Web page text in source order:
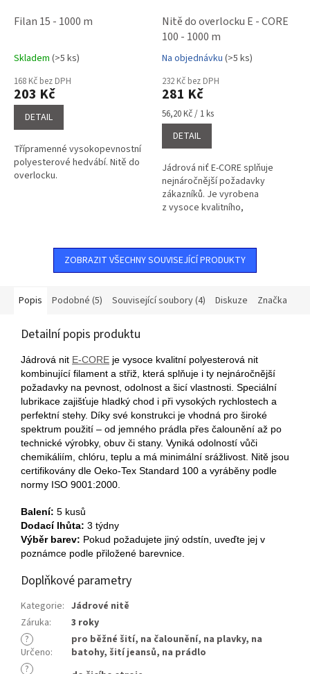
Filan 15 - 1000 m
Průměrné
hodnocení
produktu
je
4,6
hvězdiček.
Skladem (>5 ks)
168 Kč bez DPH
203 Kč
DETAIL
Třípramenné vysokopevnostní
polyesterové hedvábí. Nitě do
overlocku.
Nitě do overlocku E - CORE
100 - 1000 m
Průměrné
hodnocení
produktu
je
5,0
z
hvězdiček.
Na objednávku (>5 ks)
232 Kč bez DPH
281 Kč
Měrná
cena:
56,20 Kč / 1 ks
DETAIL
Jádrová niť E-CORE splňuje
nejnáročnější požadavky
zákazníků. Je vyrobena
z vysoce kvalitního,
kombinací polyesterového
filamentu...
ZOBRAZIT VŠECHNY SOUVISEJÍCÍ PRODUKTY
Popis Podobné (5) Související soubory (4) Diskuze Značka
Detailní popis produktu
Jádrová nit E-CORE je vysoce kvalitní polyesterová nit
kombinující filament a střiž, která splňuje i ty nejnáročnější
požadavky na pevnost, odolnost a šicí vlastnosti. Speciální
lubrikace zajišťuje hladký chod i při vysokých rychlostech a
perfektní stehy. Díky své konstrukci je vhodná pro široké
spektrum použití – od jemného prádla přes čalounění až po
technické výrobky, obuv či stany. Vyniká odolností vůči
chemikáliím, chlóru, teplu a má minimální srážlivost. Nitě jsou
certifikovány dle Oeko-Tex Standard 100 a vyráběny podle
normy ISO 9001:2000.
Balení: 5 kusů
Dodací lhůta: 3 týdny
Výběr barev: Pokud požadujete jiný odstín, uveďte jej v
poznámce podle přiložené barevnice.
Doplňkové parametry
Kategorie: Jádrové nitě
Záruka:
3 roky
?
Určeno:
pro běžné šití, na čalounění, na plavky, na
batohy, šití jeansů, na prádlo
?